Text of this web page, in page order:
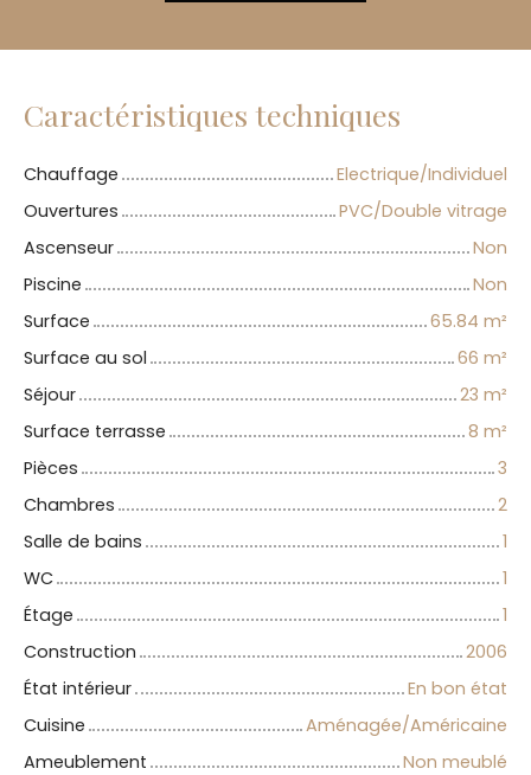
Caractéristiques techniques
Chauffage
Electrique/Individuel
Ouvertures
PVC/Double vitrage
Ascenseur
Non
Piscine
Non
Surface
65.84 m²
Surface au sol
66 m²
Séjour
23 m²
Surface terrasse
8 m²
Pièces
3
Chambres
2
Salle de bains
1
WC
1
Étage
1
Construction
2006
État intérieur
En bon état
Cuisine
Aménagée/Américaine
Ameublement
Non meublé